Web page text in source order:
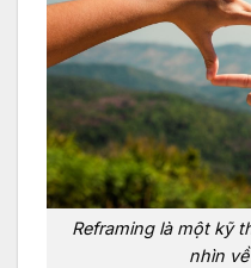
Reframing là một kỹ
nhìn